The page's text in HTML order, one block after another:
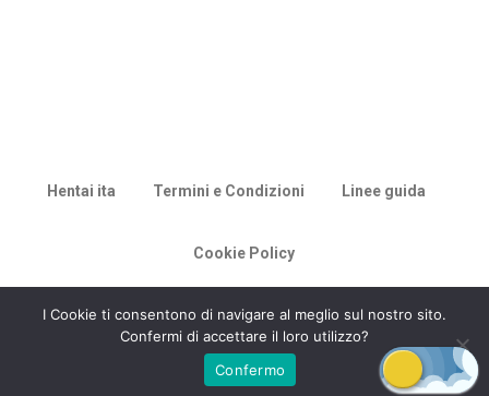
Hentai ita Termini e Condizioni Linee guida
Cookie Policy
© 2026 Racconti di Milù.
I Cookie ti consentono di navigare al meglio sul nostro sito.
Confermi di accettare il loro utilizzo?
Confermo